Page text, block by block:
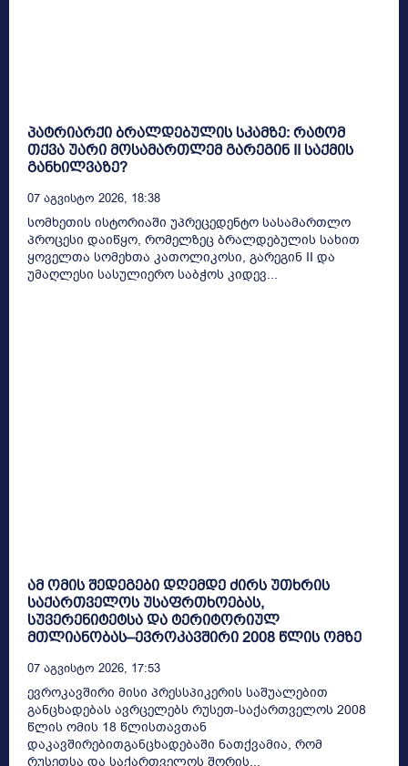
პატრიარქი ბრალდებულის სკამზე: რატომ
თქვა უარი მოსამართლემ გარეგინ II საქმის
განხილვაზე?
07 Აგვისტო 2026, 18:38
სომხეთის ისტორიაში უპრეცედენტო სასამართლო
პროცესი დაიწყო, რომელზეც ბრალდებულის სახით
ყოველთა სომეხთა კათოლიკოსი, გარეგინ II და
უმაღლესი სასულიერო საბჭოს კიდევ...
ამ ომის შედეგები დღემდე ძირს უთხრის
საქართველოს უსაფრთხოებას,
სუვერენიტეტსა და ტერიტორიულ
მთლიანობას–ევროკავშირი 2008 წლის ომზე
07 Აგვისტო 2026, 17:53
ევროკავშირი მისი პრესსპიკერის საშუალებით
განცხადებას ავრცელებს რუსეთ-საქართველოს 2008
წლის ომის 18 წლისთავთან
დაკავშირებითგანცხადებაში ნათქვამია, რომ
რუსეთსა და საქართველოს შორის...